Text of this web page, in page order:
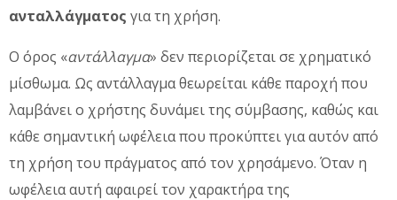
ανταλλάγματος για τη χρήση.
Ο όρος «αντάλλαγμα» δεν περιορίζεται σε χρηματικό
μίσθωμα. Ως αντάλλαγμα θεωρείται κάθε παροχή που
λαμβάνει ο χρήστης δυνάμει της σύμβασης, καθώς και
κάθε σημαντική ωφέλεια που προκύπτει για αυτόν από
τη χρήση του πράγματος από τον χρησάμενο. Όταν η
ωφέλεια αυτή αφαιρεί τον χαρακτήρα της